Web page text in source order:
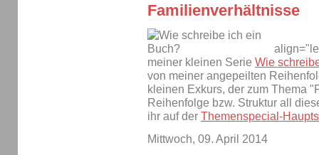
Familienverhältnisse
meiner kleinen Serie Wie
von meiner angepeilten
kleinen Exkurs, der zum Thema
Reihenfolge bzw. Struktur all
ihr auf der Themenspecial-
Mittwoch, 09. April 2014